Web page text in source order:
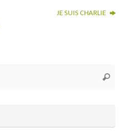
JE SUIS CHARLIE